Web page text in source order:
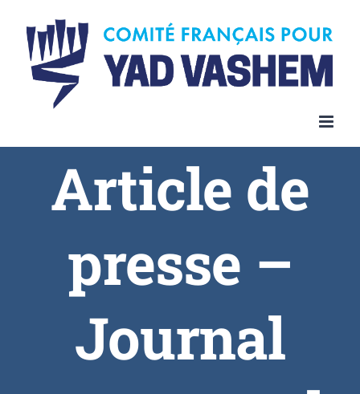
Article de
presse –
Journal